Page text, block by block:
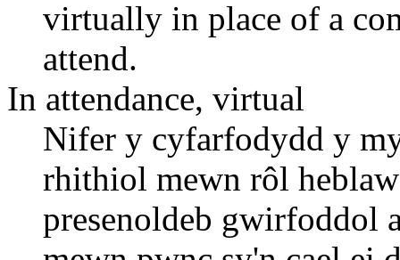
virtually in place of a
attend.
In attendance, virtual
Nifer y cyfarfodydd y
rhithiol mewn rôl
presenoldeb gwirfoddol